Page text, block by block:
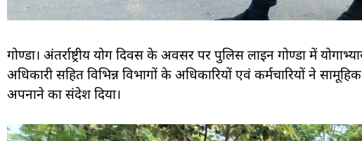
गोण्डा। अंतर्राष्ट्रीय योग दिवस के अवसर पर पुलिस लाइन गोण्डा में
अधिकारी सहित विभिन्न विभागों के अधिकारियों एवं कर्मचारियों ने
अपनाने का संदेश दिया।